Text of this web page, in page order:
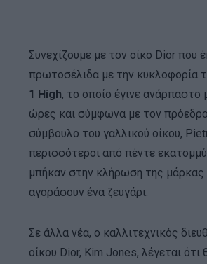
Συνεχίζουμε με τον οίκο Dior που
πρωτοσέλιδα με την κυκλοφορία
1 High, το οποίο έγινε ανάρπαστο
ώρες και σύμφωνα με τον
σύμβουλο του γαλλικού οίκου,
περισσότεροι από πέντε
μπήκαν στην κλήρωση της μάρκας
αγοράσουν ένα ζευγάρι.
Σε άλλα νέα, ο καλλιτεχνικός
οίκου Dior, Kim Jones, λέγεται ότι